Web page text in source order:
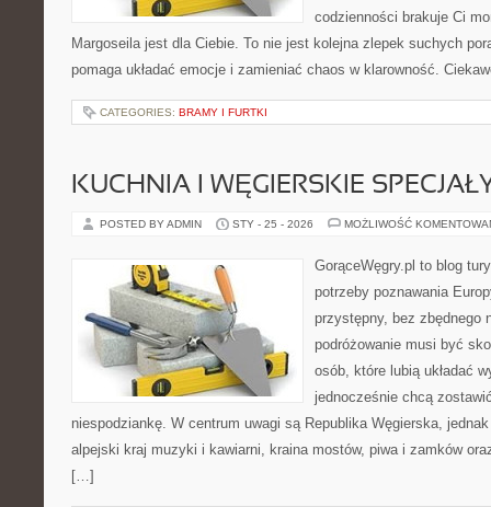
codzienności brakuje Ci
Margoseila jest dla Ciebie. To nie jest kolejna zlepek suchych
pomaga układać emocje i zamieniać chaos w klarowność.
CATEGORIES: BRAMY I FURTKI
KUCHNIA I WĘGIERSKIE
POSTED BY ADMIN STY - 25 - 2026 MOŻLIWOŚĆ
GorąceWęgry.pl to blog
potrzeby poznawania
przystępny, bez zbędnego
podróżowanie musi być
osób, które lubią układać
jednocześnie chcą
niespodziankę. W centrum uwagi są Republika Węgierska,
alpejski kraj muzyki i kawiarni, kraina mostów, piwa i zamków
[…]